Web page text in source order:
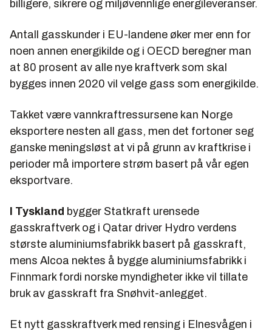
billigere, sikrere og miljøvennlige energileveranser.
Antall gasskunder i EU-landene øker mer enn for
noen annen energikilde og i OECD beregner man
at 80 prosent av alle nye kraftverk som skal
bygges innen 2020 vil velge gass som energikilde.
Takket være vannkraftressursene kan Norge
eksportere nesten all gass, men det fortoner seg
ganske meningsløst at vi på grunn av kraftkrise i
perioder må importere strøm basert på vår egen
eksportvare.
I Tyskland bygger Statkraft urensede
gasskraftverk og i Qatar driver Hydro verdens
største aluminiumsfabrikk basert på gasskraft,
mens Alcoa nektes å bygge aluminiumsfabrikk i
Finnmark fordi norske myndigheter ikke vil tillate
bruk av gasskraft fra Snøhvit-anlegget.
Et nytt gasskraftverk med rensing i Elnesvågen i